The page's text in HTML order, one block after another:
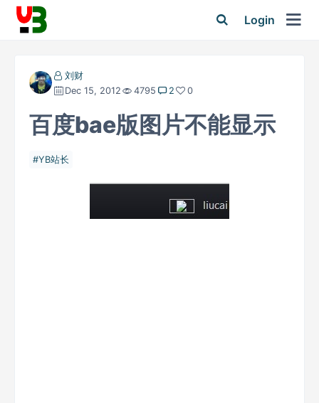
Login
刘财
Dec 15, 2012
4795 2 0
百度bae版图片不能显示
YB站长